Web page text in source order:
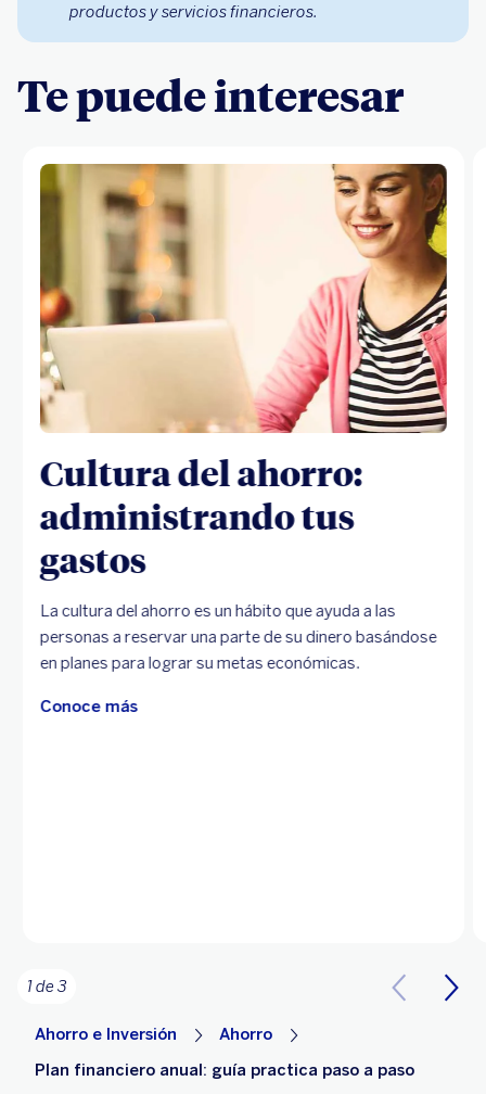
productos y servicios financieros.
Te puede interesar
Cultura del ahorro:
administrando tus
gastos
La cultura del ahorro es un hábito que ayuda a las
personas a reservar una parte de su dinero basándose
en planes para lograr su metas económicas.
Conoce más
1 de 3
Ahorro e Inversión
Ahorro
Plan financiero anual: guía practica paso a paso